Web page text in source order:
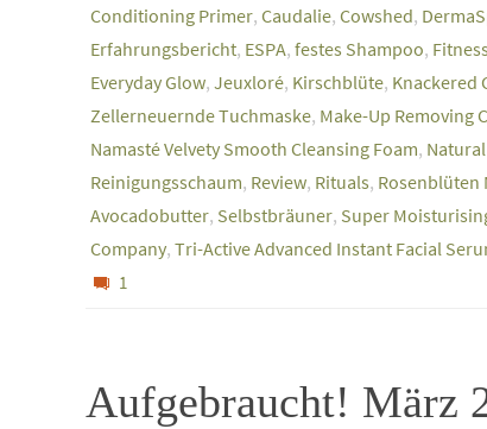
Conditioning Primer, Caudalie, Cowshed,
Erfahrungsbericht, ESPA, festes Shampoo,
Everyday Glow, Jeuxloré, Kirschblüte, Knackered
Zellerneuernde Tuchmaske, Make-Up Removing
Namasté Velvety Smooth Cleansing Foam,
Reinigungsschaum, Review, Rituals, Rosenblüten
Avocadobutter, Selbstbräuner, Super
Company, Tri-Active Advanced Instant Facial
1
Aufgebraucht! März